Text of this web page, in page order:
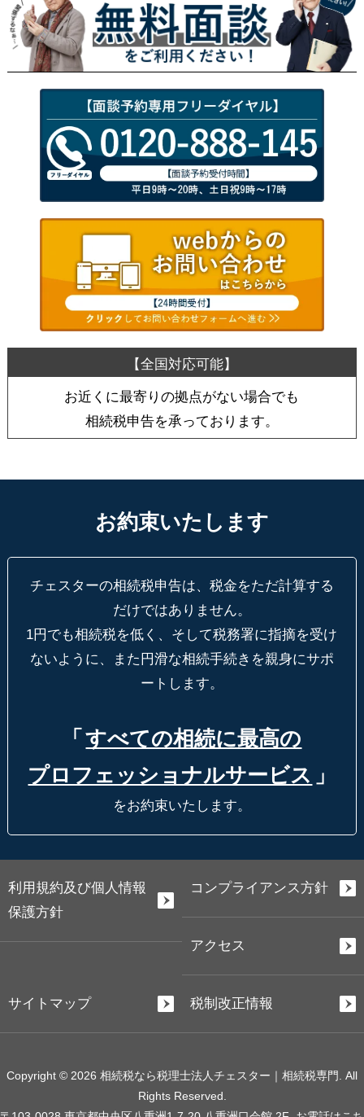
お近くに最寄りの拠点がない場合でも
相続税申告を承っております。
お約束いたします
チェスターの相続税申告は、税金をただ計算する
だけではありません。
1円でも相続税を低く、そして税務署に指摘を受け
ないように、
また円滑な相続手続きを親身にサポ
ートします。
「 すべての相続に最高の
プロフェッショナルサービス 」
をお約束いたします。
利用規約及び個人情報
保護方針
コンプライアンス方針
アクセス
サイトマップ 税制改正情報
Copyright © 2026 相続税なら税理士法人チェスター｜相続税専門. All
Rights Reserved.